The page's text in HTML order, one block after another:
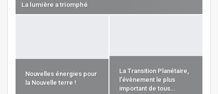
La lumière a triomphé
Nouvelles énergies pour
la Nouvelle terre !
La Transition Planétaire,
l’évènement le plus
important de tous…